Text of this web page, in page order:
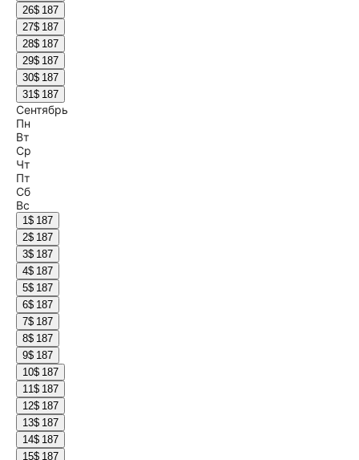
26$ 187
27$ 187
28$ 187
29$ 187
30$ 187
31$ 187
Сентябрь
Пн
Вт
Ср
Чт
Пт
Сб
Вс
1$ 187
2$ 187
3$ 187
4$ 187
5$ 187
6$ 187
7$ 187
8$ 187
9$ 187
10$ 187
11$ 187
12$ 187
13$ 187
14$ 187
15$ 187